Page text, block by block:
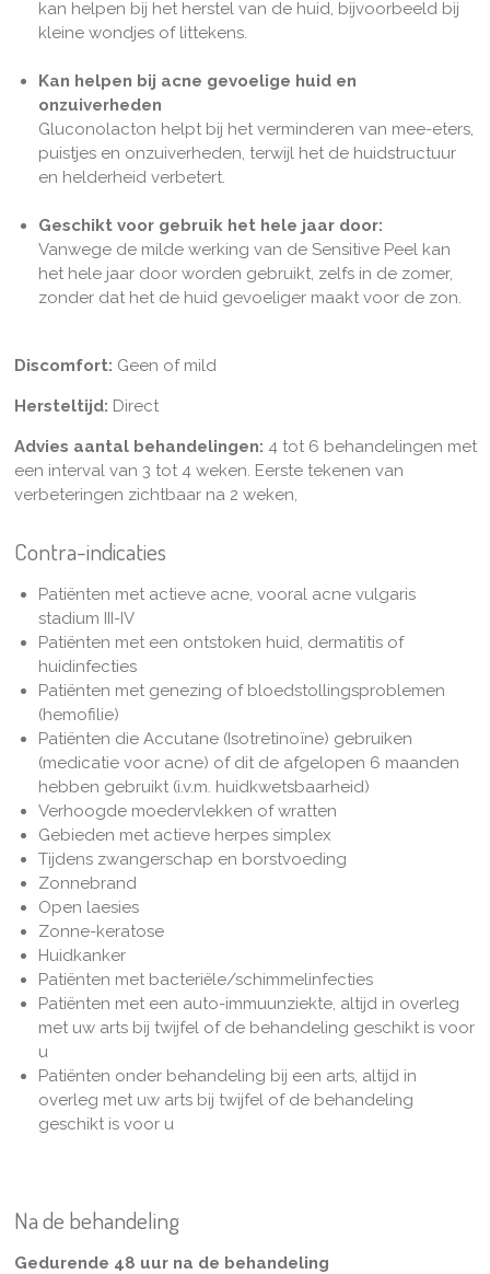
kan helpen bij het herstel van de huid, bijvoorbeeld bij
kleine wondjes of littekens.
Kan helpen bij acne gevoelige huid en
onzuiverheden
Gluconolacton helpt bij het verminderen van mee-eters,
puistjes en onzuiverheden, terwijl het de huidstructuur
en helderheid verbetert.
Geschikt voor gebruik het hele jaar door:
Vanwege de milde werking van de Sensitive Peel kan
het hele jaar door worden gebruikt, zelfs in de zomer,
zonder dat het de huid gevoeliger maakt voor de zon.
Discomfort: Geen of mild
Hersteltijd: Direct
Advies aantal behandelingen: 4 tot 6 behandelingen met
een interval van 3 tot 4 weken. Eerste tekenen van
verbeteringen zichtbaar na 2 weken,
Contra-indicaties
Patiënten met actieve acne, vooral acne vulgaris
stadium III-IV
Patiënten met een ontstoken huid, dermatitis of
huidinfecties
Patiënten met genezing of bloedstollingsproblemen
(hemofilie)
Patiënten die Accutane (Isotretinoïne) gebruiken
(medicatie voor acne) of dit de afgelopen 6 maanden
hebben gebruikt (i.v.m. huidkwetsbaarheid)
Verhoogde moedervlekken of wratten
Gebieden met actieve herpes simplex
Tijdens zwangerschap en borstvoeding
Zonnebrand
Open laesies
Zonne-keratose
Huidkanker
Patiënten met bacteriële/schimmelinfecties
Patiënten met een auto-immuunziekte, altijd in overleg
met uw arts bij twijfel of de behandeling geschikt is voor
u
Patiënten onder behandeling bij een arts, altijd in
overleg met uw arts bij twijfel of de behandeling
geschikt is voor u
Na de behandeling
Gedurende 48 uur na de behandeling